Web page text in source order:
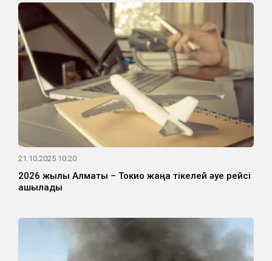
21.10.2025 10:20
2026 жылы Алматы – Токио жаңа тікелей әуе рейсі
ашылады